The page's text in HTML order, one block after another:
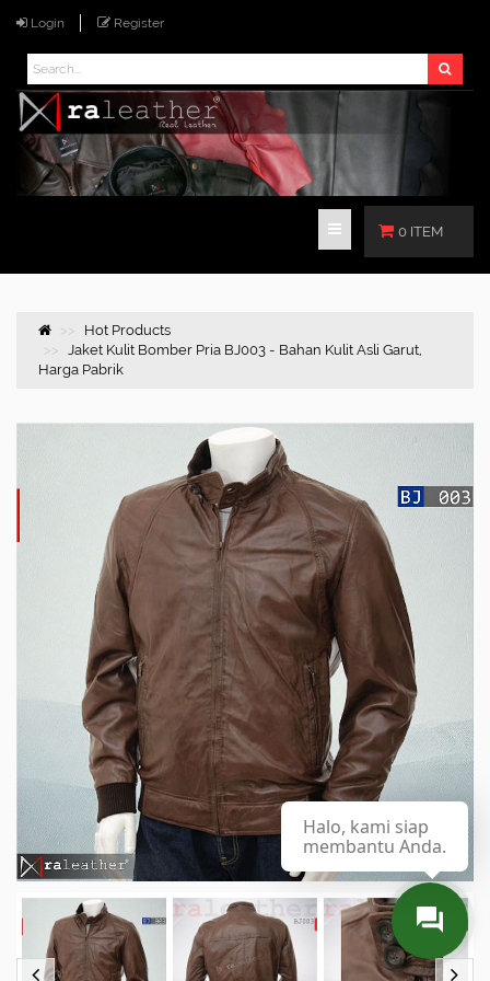
Login Register
0 ITEM
Hot Products
Jaket Kulit Bomber Pria BJ003 - Bahan Kulit Asli Garut,
Harga Pabrik
Halo, kami siap
membantu Anda.